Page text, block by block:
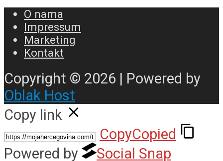
O nama
Impressum
Marketing
Kontakt
Copyright © 2026 | Powered by
Oblak Host
Copy link
CopyCopied
Powered by
Social Snap